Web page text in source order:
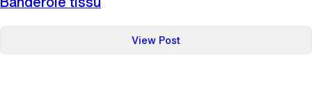
View Post:
Banderole